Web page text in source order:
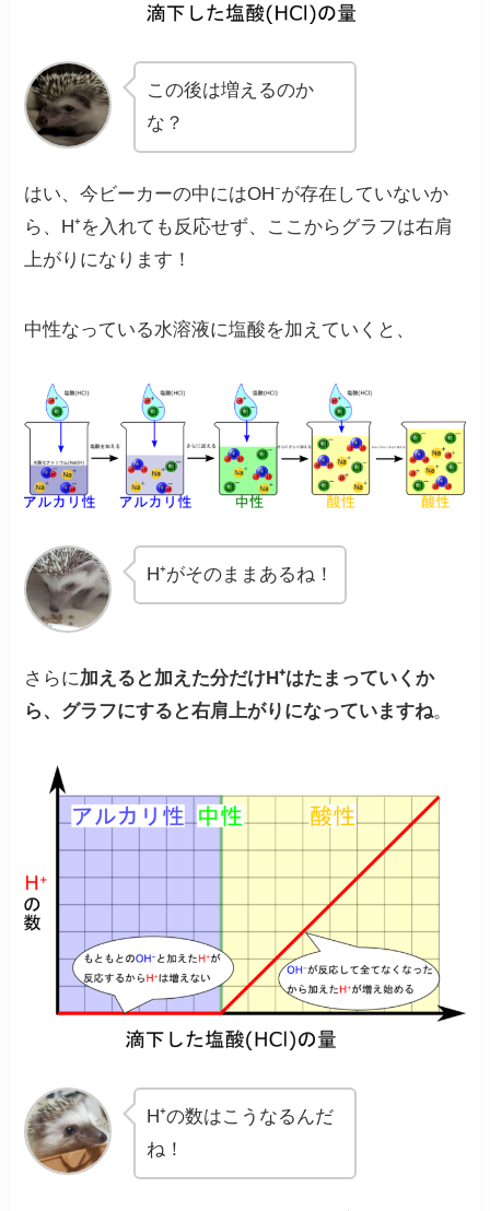
この後は増えるのか
な？
はい、今ビーカーの中にはOH⁻が存在していないか
ら、H⁺を入れても反応せず、ここからグラフは右肩
上がりになります！
中性なっている水溶液に塩酸を加えていくと、
H⁺がそのままあるね！
さらに加えると加えた分だけH⁺はたまっていくか
ら、グラフにすると右肩上がりになっていますね。
H⁺の数はこうなるんだ
ね！